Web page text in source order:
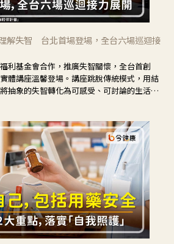
解失智 台北首場登場，全台六場巡迴接
利基金會合作，推廣失智關懷，全台首創
體講座溫馨登場。講座跳脫傳統模式，用結
抽象的失智轉化為可感受、可討論的生活情